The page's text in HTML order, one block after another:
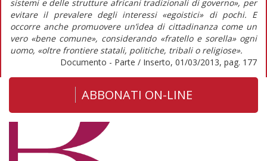
sistemi e delle strutture africani tradizionali di governo», per
evitare il prevalere degli interessi «egoistici» di pochi. E
occorre anche promuovere un’idea di cittadinanza come un
vero «bene comune», considerando «fratello e sorella» ogni
uomo, «oltre frontiere statali, politiche, tribali o religiose».
Documento - Parte / Inserto, 01/03/2013, pag. 177
ABBONATI ON-LINE